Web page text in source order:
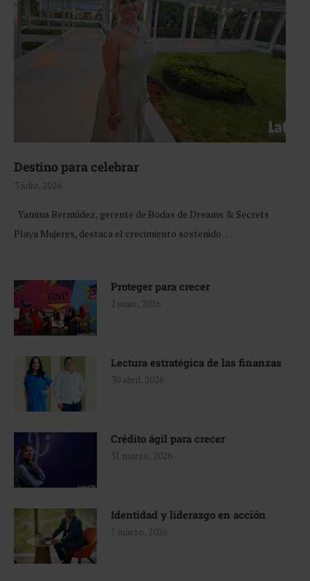
Destino para celebrar
3 julio, 2026
Yamina Bermúdez, gerente de Bodas de Dreams & Secrets
Playa Mujeres, destaca el crecimiento sostenido …
Proteger para crecer
2 junio, 2026
Lectura estratégica de las finanzas
30 abril, 2026
Crédito ágil para crecer
31 marzo, 2026
Identidad y liderazgo en acción
7 marzo, 2026